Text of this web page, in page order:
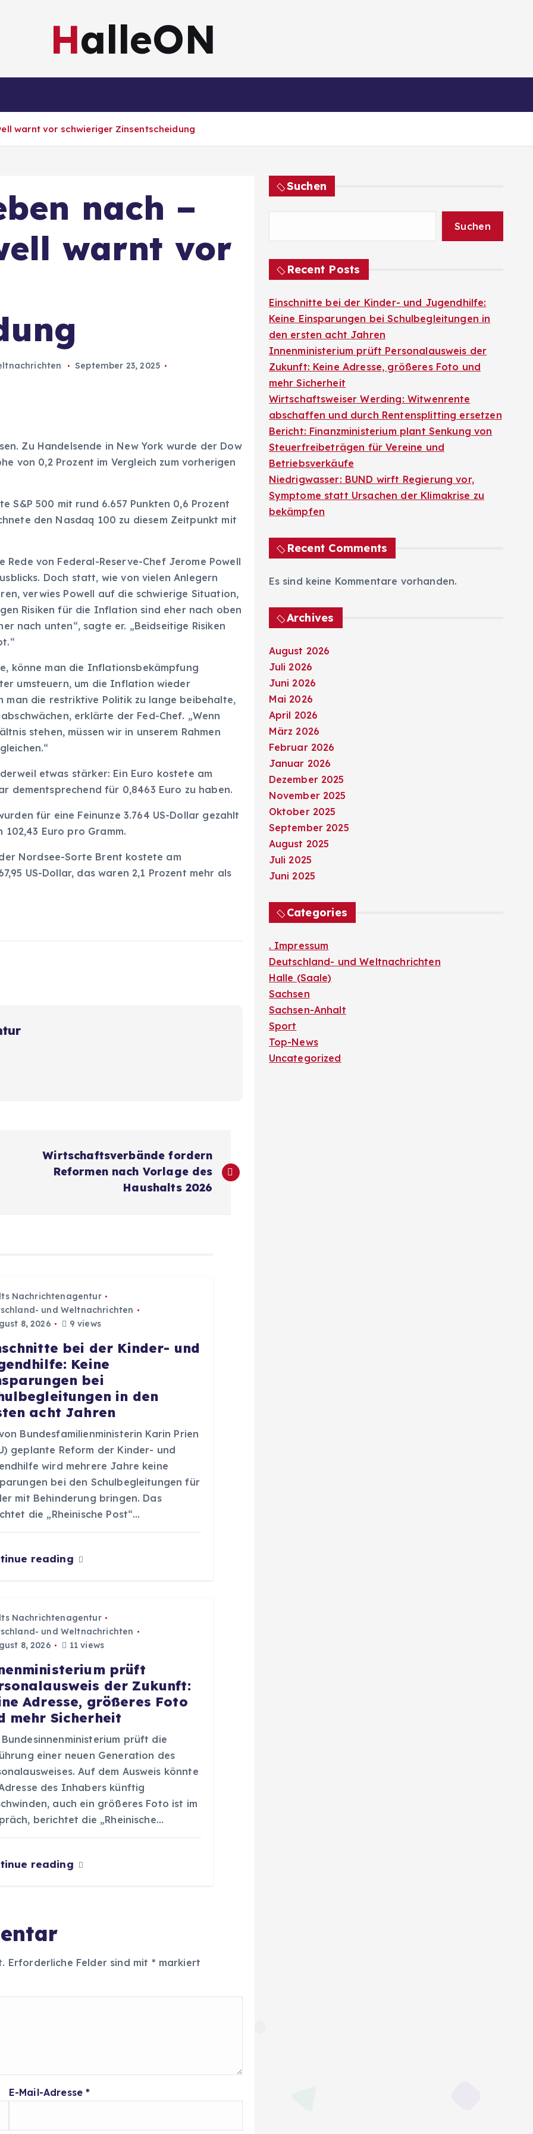
HalleON
warnt vor schwieriger Zinsentscheidung
nach –
warnt vor
September 23, 2025
Zu Handelsende in New York wurde der Dow
von 0,2 Prozent im Vergleich zum vorherigen
S&P 500 mit rund 6.657 Punkten 0,6 Prozent
den Nasdaq 100 zu diesem Zeitpunkt mit
von Federal-Reserve-Chef Jerome Powell
Doch statt, wie von vielen Anlegern
verwies Powell auf die schwierige Situation,
Risiken für die Inflation sind eher nach oben
nach unten“, sagte er. „Beidseitige Risiken
könne man die Inflationsbekämpfung
umsteuern, um die Inflation wieder
man die restriktive Politik zu lange beibehalte,
erklärte der Fed-Chef. „Wenn
stehen, müssen wir in unserem Rahmen
etwas stärker: Ein Euro kostete am
dementsprechend für 0,8463 Euro zu haben.
für eine Feinunze 3.764 US-Dollar gezahlt
102,43 Euro pro Gramm.
Nordsee-Sorte Brent kostete am
US-Dollar, das waren 2,1 Prozent mehr als
Wirtschaftsverbände fordern
Reformen nach Vorlage des
Haushalts 2026
Nachrichtenagentur
und Weltnachrichten
8, 2026
9 views
bei der Kinder- und
Keine
bei
in den
acht Jahren
Bundesfamilienministerin Karin Prien
geplante Reform der Kinder- und
wird mehrere Jahre keine
bei den Schulbegleitungen für
mit Behinderung bringen. Das
die „Rheinische Post“…
reading
Nachrichtenagentur
und Weltnachrichten
8, 2026
11 views
prüft
der Zukunft:
Adresse, größeres Foto
mehr Sicherheit
Bundesinnenministerium prüft die
einer neuen Generation des
Auf dem Ausweis könnte
des Inhabers künftig
auch ein größeres Foto ist im
berichtet die „Rheinische…
reading
Erforderliche Felder sind mit * markiert
E-Mail-Adresse*
Suchen
Suchen
Recent Posts
Einschnitte bei der Kinder- und Jugendhilfe:
Keine Einsparungen bei Schulbegleitungen in
den ersten acht Jahren
Innenministerium prüft Personalausweis der
Zukunft: Keine Adresse, größeres Foto und
mehr Sicherheit
Wirtschaftsweiser Werding: Witwenrente
abschaffen und durch Rentensplitting ersetzen
Bericht: Finanzministerium plant Senkung von
Steuerfreibeträgen für Vereine und
Betriebsverkäufe
Niedrigwasser: BUND wirft Regierung vor,
Symptome statt Ursachen der Klimakrise zu
bekämpfen
Recent Comments
Es sind keine Kommentare vorhanden.
Archives
August 2026
Juli 2026
Juni 2026
Mai 2026
April 2026
März 2026
Februar 2026
Januar 2026
Dezember 2025
November 2025
Oktober 2025
September 2025
August 2025
Juli 2025
Juni 2025
Categories
. Impressum
Deutschland- und Weltnachrichten
Halle (Saale)
Sachsen
Sachsen-Anhalt
Sport
Top-News
Uncategorized